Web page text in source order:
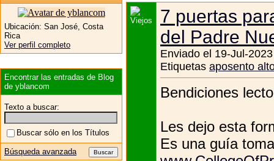
7 puertas
del Padre
Enviado el 19-Jul-
Etiquetas aposento
Bendiciones
Les dejo esta
Es una guía
Ubicación: San José, Costa
Rica
Ver perfil completo
Encontrar las entradas de Blog
de yblancom
Texto a buscar:
Buscar sólo en los Títulos
Búsqueda avanzada